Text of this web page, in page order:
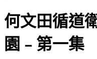
何文田循道
園﹣第一集